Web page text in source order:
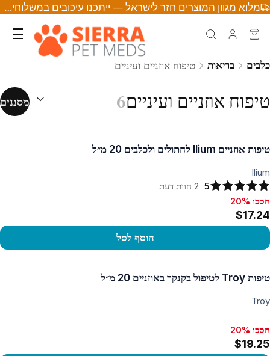
מלוא מגוון המוצרים חזר לישראל — ייתכנו עיכובים במשלוחים • לחצו לפרטים
כלבים בריאות טיפוח אוזניים ועיניים
טיפוח אוזניים ועיניים6 מיון לפי:
מסננים
טיפות אוזניים Ilium לחתולים ולכלבים 20 מ״ל
Ilium
5
2 חוות דעת
חסכו 20%, $17.24
חסכו 20%
$17.24
הוסף לסל
טיפות Troy לטיפול בקנקר באוזניים 20 מ״ל
Troy
חסכו 20%
$19.25